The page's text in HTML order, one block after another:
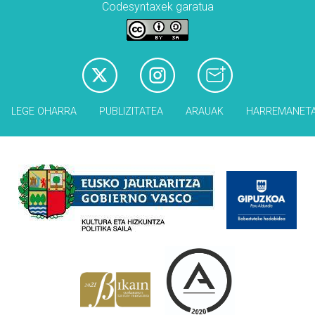
Codesyntaxek garatua
LEGE OHARRA PUBLIZITATEA ARAUAK